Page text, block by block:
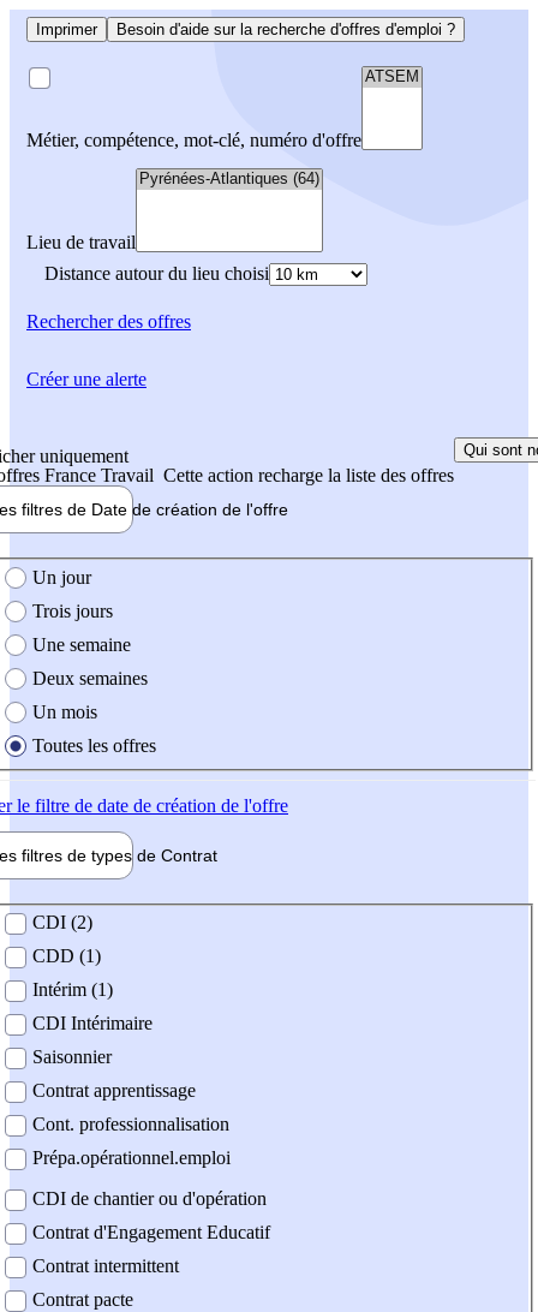
Imprimer Besoin d'aide sur la recherche d'offres d'emploi ?
Métier, compétence, mot-clé, numéro d'offre
Lieu de travail
Distance autour du lieu choisi
Rechercherdes offres
uniquement
France Travail Cette action recharge la liste des offres
Qui sont
filtres de Date de création de l'offre
création de l'offre
Un jour
Trois jours
Une semaine
Deux semaines
Un mois
Toutes les offres
le filtre de date de création de l'offre
filtres de types de Contrat
contrat
CDI (2)
CDD (1)
Intérim (1)
CDI Intérimaire
Saisonnier
Contrat apprentissage
Cont. professionnalisation
Prépa.opérationnel.emploi
CDI de chantier ou d'opération
Contrat d'Engagement Educatif
Contrat intermittent
Contrat pacte
Créer une alerte